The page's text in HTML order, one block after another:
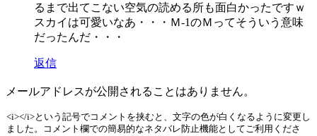
るまで出てこない空気の読める所も面白かったですｗ
スカイは可愛いなあ・・・Ｍ-1のＭってそういう意味
だったんだ・・・
返信
メールアドレスが公開されることはありません。
<i></i>という記号でコメントを挟むと、文字の色が白くなるように変更し
ました。コメント欄での簡易的なネタバレ防止機能としてご利用くださ